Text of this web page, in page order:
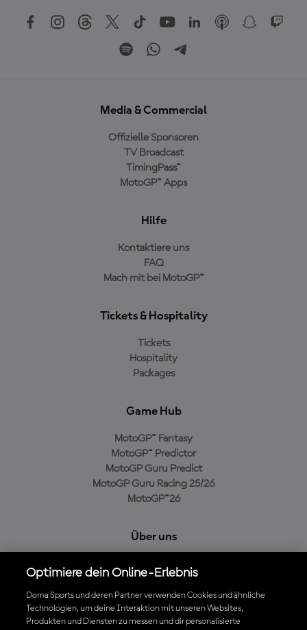
Media & Commercial
Offizielle Sponsoren
TV Broadcast
TimingPass™
MotoGP™ Apps
Hilfe
Kontaktiere uns
FAQ
Mach mit bei MotoGP™
Tickets & Hospitality
Tickets
Hospitality
Packages
Game Hub
MotoGP™ Fantasy
MotoGP™ Predictor
MotoGP Guru Predict
MotoGP Guru Racing 25/26
MotoGP™26
Über uns
Cookie-Richtlinien
Geschäftsbedingungen
Datenschutzrichtlinien
Kaufrichtlinie
Optimiere dein Online-Erlebnis
Dorna Sports und deren Partner verwenden Cookies und ähnliche
Technologien, um deine Interaktion mit unseren Websites,
Produkten und Diensten zu messen und dir personalisierte